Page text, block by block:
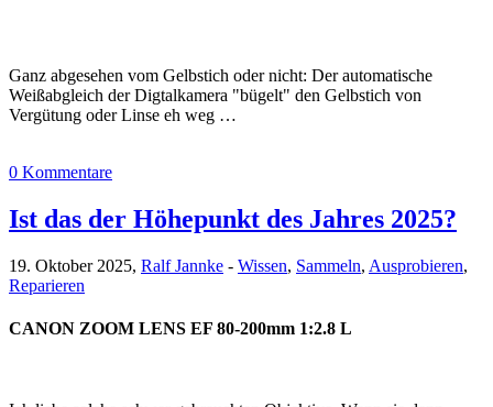
Ganz abgesehen vom Gelbstich oder nicht: Der automatische
Weißabgleich der Digtalkamera "bügelt" den Gelbstich von
Vergütung oder Linse eh weg …
0 Kommentare
Ist das der Höhepunkt des Jahres 2025?
19. Oktober 2025, Ralf Jannke - Wissen, Sammeln, Ausprobieren,
Reparieren
CANON ZOOM LENS EF 80-200mm 1:2.8 L